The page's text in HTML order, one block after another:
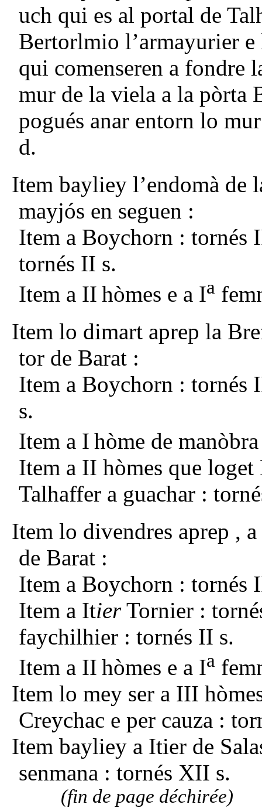
uch qui es al portal de
Bertorlmio l’armayurier
qui comenseren a fondre
mur de la viela a la pòrta
pogués anar entorn lo
d.
Item bayliey l’endomà de
mayjós en seguen :
Item a Boychorn :
tornés II s.
Item a II hòmes e a Ia
Item lo dimart aprep la
tor de Barat :
Item a Boychorn :
s.
Item a I hòme de
Item a II hòmes que loget
Talhaffer a guachar :
Item lo divendres aprep ,
de Barat :
Item a Boychorn :
Item a ItierTornier :
faychilhier : tornés II s.
Item a II hòmes e a Ia
Item lo mey ser a III
Creychac e per cauza :
Item bayliey a Itier de
senmana : tornés XII s.
(fin de page déchirée)